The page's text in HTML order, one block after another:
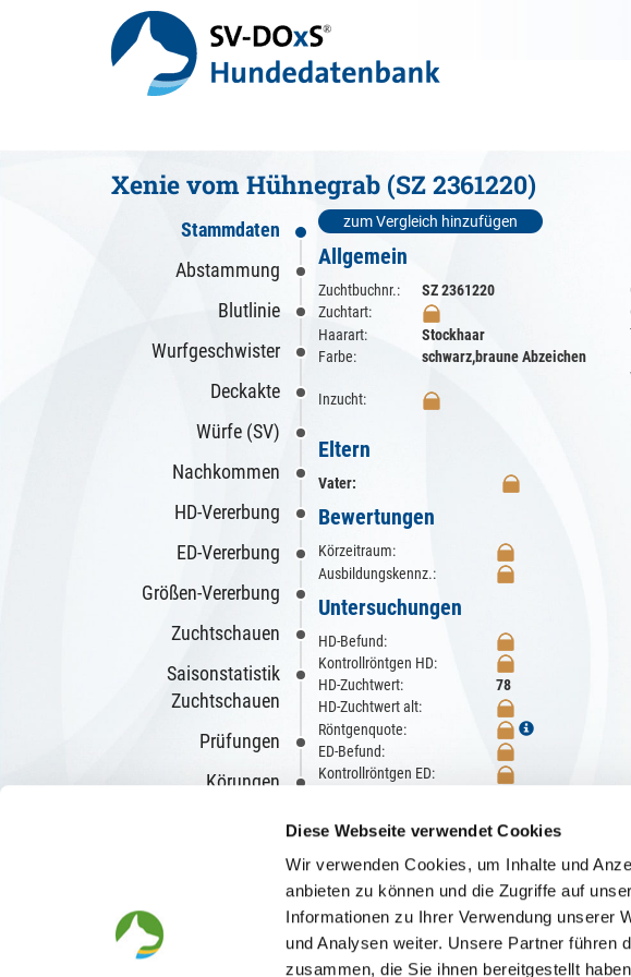
Diese Webseite verwendet Cookies
Wir verwenden Cookies, um Inhalte und
anbieten zu können und die Zugriffe auf
Informationen zu Ihrer Verwendung unserer
und Analysen weiter. Unsere Partner führen
zusammen, die Sie ihnen bereitgestellt
Xenie vom Hühnegrab (SZ 2361220)
Stammdaten
Abstammung
Blutlinie
Wurfgeschwister
Deckakte
Würfe (SV)
Nachkommen
HD-Vererbung
ED-Vererbung
Größen-Vererbung
Zuchtschauen
Saisonstatistik
Zuchtschauen
Prüfungen
Körungen
Beschreibungen
zum Vergleich hinzufügen
Allgemein
Zuchtbuchnr.:
SZ 2361220
Zuchtart:
Haarart:
Stockhaar
Farbe:
schwarz,braune Abzeichen
Inzucht:
Eltern
Vater:
Bewertungen
Körzeitraum:
Ausbildungskennz.:
Untersuchungen
HD-Befund:
Kontrollröntgen HD:
HD-Zuchtwert:
78
HD-Zuchtwert alt:
Röntgenquote:
ED-Befund:
Kontrollröntgen ED:
Züchter/in
Zwinger: vom Hühnegrab